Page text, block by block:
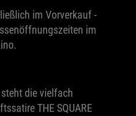
im Vorverkauf -
im
die vielfach
THE SQUARE